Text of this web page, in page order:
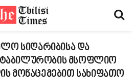
სიღარიბისა და
მსოფლიო
მონაცემებით სახიფათო